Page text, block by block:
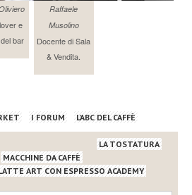
e
bar
Raffaele
Musolino
Docente di Sala
& Vendita.
I FORUM
L’ABC DEL CAFFÈ
MACCHINE DA CAFFÈ
LA TOSTATURA
ART CON ESPRESSO ACADEMY